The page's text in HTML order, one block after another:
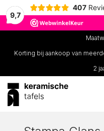
9,7
407
Korting bij aankoop van
2